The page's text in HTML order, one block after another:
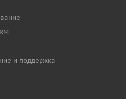
и поддержка